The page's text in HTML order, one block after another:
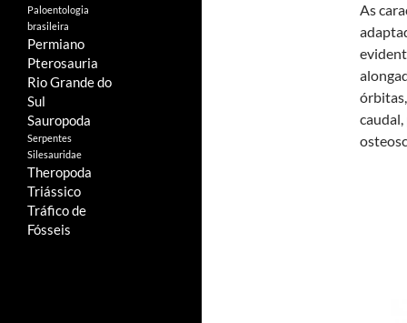
As
caudal,
Paloentologia
brasileira
Permiano
Pterosauria
Rio Grande do
Sul
Sauropoda
Serpentes
Silesauridae
Theropoda
Triássico
Tráfico de
Fósseis